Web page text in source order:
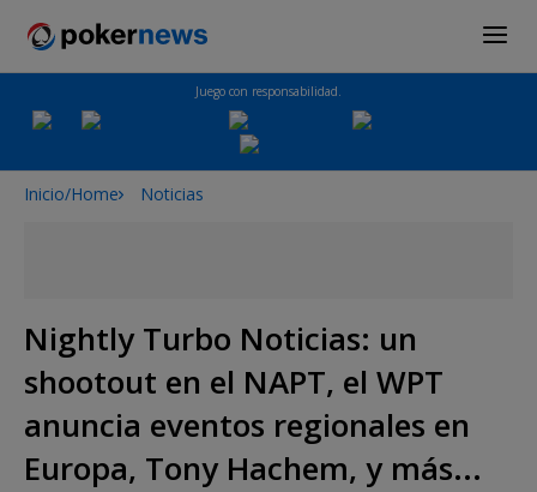
Juego con responsabilidad.
Inicio/Home Noticias
Nightly Turbo Noticias: un
shootout en el NAPT, el WPT
anuncia eventos regionales en
Europa, Tony Hachem, y más...